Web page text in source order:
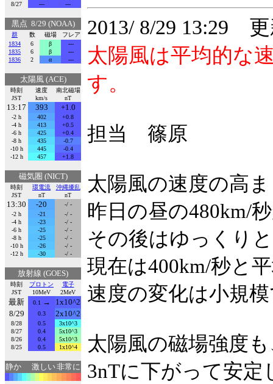
8/27
--- ---
黒点 8/29 (NOAA)
群 数 磁場
フレア
1834
6 β
---
1835
6 β
---
1836
2 α ---
太陽風 (ACE)
時刻
JST
速度
km/s
南北磁場
nT
13:17 393 +1.0
-2 h 402
+0.8
-4 h
413
+0.5
-6 h
425
+0.4
-8 h
435
-0.7
-10 h
445
-0.4
-12 h
457 +1.8
磁気圏 (NICT)
時刻
JST
環電流
nT
沖縄擾乱
nT
13:30 -20
-/ -
-2 h
-21
-/ -
-4 h
-23
-/ -
-6 h
-25
-/ -
-8 h
-25
-/ -
-10 h
-26
-/ -
-12 h
-30 -/ -
放射線 (GOES)
時刻
JST
プロトン
10MeV
電子
2MeV
最新 0.1→
1x10^2
8/29
0.3 2x10^2
8/28 0.5
3x10^3
8/27
0.4
5x10^3
8/26
0.4
5x10^3
8/25
0.5 1x10^4
静か 激しい非常に
2013/ 8/29 13:29
太陽風は平均的な
す。
担当 篠原
太陽風の速度の高
昨日の昼の480km/
その後はゆっくり
現在は400km/秒と
速度の変化は小規
太陽風の磁場強度
3nTに下がって安定